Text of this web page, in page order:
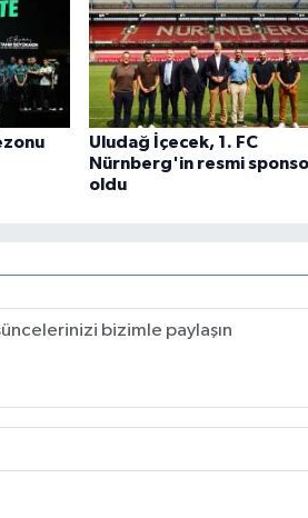
Uludağ İçecek, 1. FC
Nürnberg'in resmi
oldu